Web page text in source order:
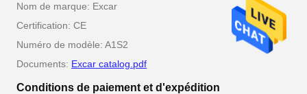
Nom de marque: Excar
Certification: CE
Numéro de modèle: A1S2
Documents: Excar catalog.pdf
Conditions de paiement et d'expédition